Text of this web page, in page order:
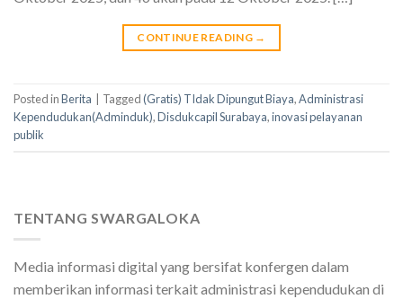
CONTINUE READING →
Posted inBerita Tagged(Gratis) TIdak Dipungut Biaya,Administrasi
Kependudukan(Adminduk),Disdukcapil Surabaya,inovasi pelayanan
publik
TENTANG SWARGALOKA
Media informasi digital yang bersifat konfergen dalam
memberikan informasi terkait administrasi kependudukan di